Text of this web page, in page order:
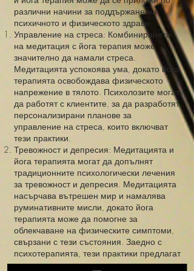
различни начини за поддържане на
психичното и физическото здраве:
Управление на стреса: Комбинирането
на медитация с йога терапия може
значително да намали стреса.
Медитацията успокоява ума, докато йога
терапията освобождава физическото
напрежение в тялото. Психолозите могат
да работят с клиентите, за да разработят
персонализирани планове за
управление на стреса, които включват
тези практики.
Тревожност и депресия: Медитацията и
йога терапията могат да допълнят
традиционните психологически лечения
за тревожност и депресия. Медитацията
насърчава вътрешен мир и намалява
руминативните мисли, докато йога
терапията може да помогне за
облекчаване на физическите симптоми,
свързани с тези състояния. Заедно с
психотерапията, тези практики предлагат
холистичен подход към психичното